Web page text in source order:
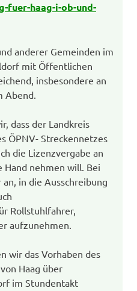
fuer-haag-i-ob-und-
anderer Gemeinden im
mit Öffentlichen
insbesondere an
Abend.
dass der Landkreis
ÖPNV- Streckennetzes
die Lizenzvergabe an
nehmen will. Bei
in die Ausschreibung
Rollstuhlfahrer,
aufzunehmen.
wir das Vorhaben des
Haag über
im Stundentakt